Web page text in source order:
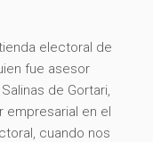
electoral de
fue asesor
de Gortari,
empresarial en el
cuando nos